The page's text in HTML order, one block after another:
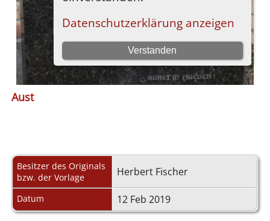
Aust
Besitzer des Originals
bzw. der Vorlage
Herbert Fischer
Datum 12 Feb 2019